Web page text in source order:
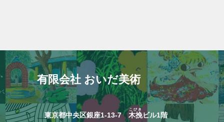
有限会社 おいだ美術
東京都中央区銀座1-13-7木挽
こびき
ビル1階